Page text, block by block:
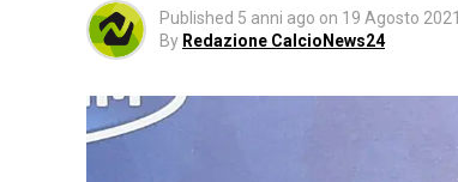
Published 5 anni ago on 19 Agosto 2021
By Redazione CalcioNews24